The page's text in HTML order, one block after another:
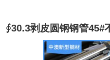
∮30.3剥皮圆钢钢管45#